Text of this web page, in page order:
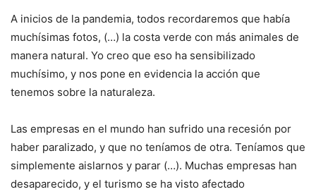
A inicios de la pandemia, todos recordaremos que había
muchísimas fotos, (…) la costa verde con más animales de
manera natural. Yo creo que eso ha sensibilizado
muchísimo, y nos pone en evidencia la acción que
tenemos sobre la naturaleza.
Las empresas en el mundo han sufrido una recesión por
haber paralizado, y que no teníamos de otra. Teníamos que
simplemente aislarnos y parar (…). Muchas empresas han
desaparecido, y el turismo se ha visto afectado